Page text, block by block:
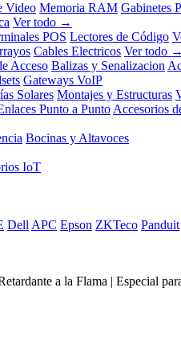
Video Memoria RAM Gabinetes
Ver todo →
POS Lectores de Código
Cables Electricos Ver todo →
Acceso Balizas y Senalizacion
Gateways VoIP
Solares Montajes y Estructuras
Punto a Punto Accesorios
Bocinas y Altavoces
IoT
Dell APC Epson ZKTeco Panduit
a la Flama | Especial